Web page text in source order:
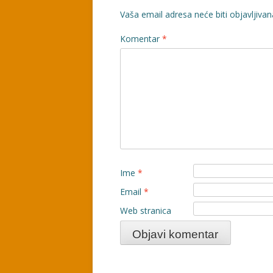
Vaša email adresa neće biti
Komentar*
Ime*
Email*
Web stranica